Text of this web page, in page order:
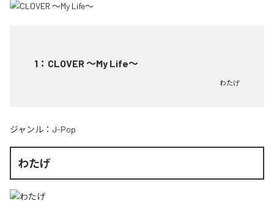
1 ： CLOVER ～My Life～
わたげ
ジャンル： J-Pop
わたげ